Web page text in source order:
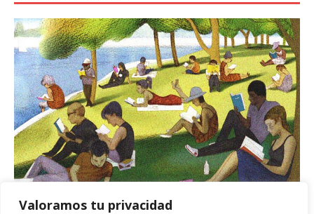
Valoramos tu privacidad